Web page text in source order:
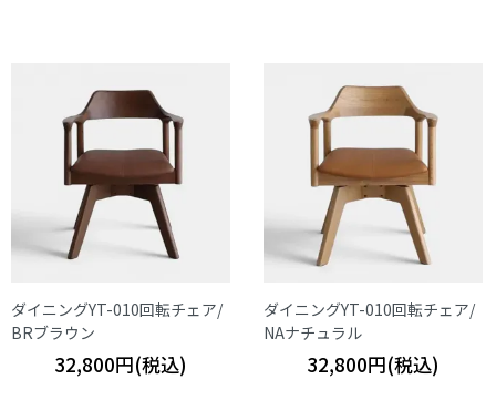
ダイニングYT-010回転チェア/
BRブラウン
32,800円(税込)
ダイニングYT-010回転チェア/
NAナチュラル
32,800円(税込)